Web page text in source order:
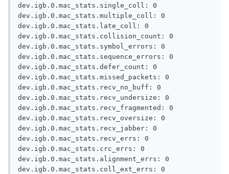
dev.igb.0.mac_stats.single_coll: 0
dev.igb.0.mac_stats.multiple_coll: 0
dev.igb.0.mac_stats.late_coll: 0
dev.igb.0.mac_stats.collision_count: 0
dev.igb.0.mac_stats.symbol_errors: 0
dev.igb.0.mac_stats.sequence_errors: 0
dev.igb.0.mac_stats.defer_count: 0
dev.igb.0.mac_stats.missed_packets: 0
dev.igb.0.mac_stats.recv_no_buff: 0
dev.igb.0.mac_stats.recv_undersize: 0
dev.igb.0.mac_stats.recv_fragmented: 0
dev.igb.0.mac_stats.recv_oversize: 0
dev.igb.0.mac_stats.recv_jabber: 0
dev.igb.0.mac_stats.recv_errs: 0
dev.igb.0.mac_stats.crc_errs: 0
dev.igb.0.mac_stats.alignment_errs: 0
dev.igb.0.mac_stats.coll_ext_errs: 0